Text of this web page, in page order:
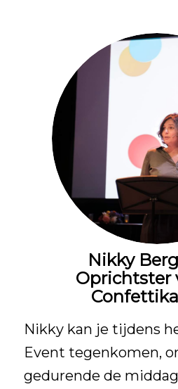
Nikky
Oprichtster
Nikky kan je tijdens
Event tegenkomen,
gedurende de